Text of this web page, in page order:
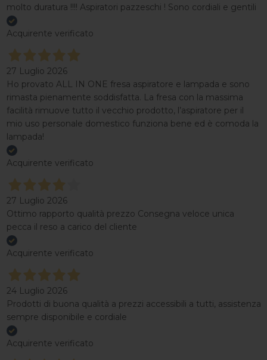
molto duratura !!!! Aspiratori pazzeschi ! Sono cordiali e gentili
Acquirente verificato
27 Luglio 2026
Ho provato ALL IN ONE fresa aspiratore e lampada e sono
rimasta pienamente soddisfatta. La fresa con la massima
facilità rimuove tutto il vecchio prodotto, l’aspiratore per il
mio uso personale domestico funziona bene ed è comoda la
lampada!
Acquirente verificato
27 Luglio 2026
Ottimo rapporto qualità prezzo Consegna veloce unica
pecca il reso a carico del cliente
Acquirente verificato
24 Luglio 2026
Prodotti di buona qualità a prezzi accessibili a tutti, assistenza
sempre disponibile e cordiale
Acquirente verificato